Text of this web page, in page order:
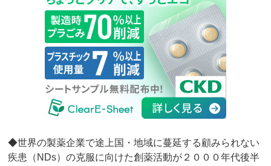
◆世界の製薬企業で途上国・地域に蔓延する顧みられない
疾患（NDs）の克服に向けた創薬活動が２０００年代後半